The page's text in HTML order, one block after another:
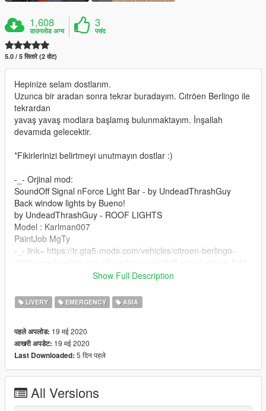
1,608
डाउनलोड अन्य
3
पसंद
5.0 / 5 सितारे (2 वोट)
Hepinize selam dostlarım.
Uzunca bir aradan sonra tekrar buradayım. Cıtröen Berlingo ile
tekrardan
yavaş yavaş modlara başlamış bulunmaktayım. İnşallah
devamıda gelecektir.
*Fikirlerinizi belirtmeyi unutmayın dostlar :)
-_- Orjinal mod:
SoundOff Signal nForce Light Bar - by UndeadThrashGuy
Back window lights by Bueno!
by UndeadThrashGuy - ROOF LIGHTS
Model : Karlman007
PaintJob MgTy
-_- link= https://tr.gta5-mods.com/vehicles/citroen-berlingo-
bar-mgty#description_tab
-_- Kurulum İçin:
Mods*Update*X64*Dlcpacks*Patchday4ng*Dlc.rpf*X64*Levels*
Daha fazlası için takipte kalın dostlar...
*_* İyi Oyunlar!
Show Full Description
LIVERY EMERGENCY ASIA
पहले अपलोड: 19 मई 2020
आखरी अपडेट: 19 मई 2020
Last Downloaded: 5 दिन पहले
All Versions